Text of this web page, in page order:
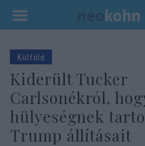
Kilépés
tartalomba
Külföld
Kiderült Tucker
Carlsonékról,
hülyeségnek
Trump állításait